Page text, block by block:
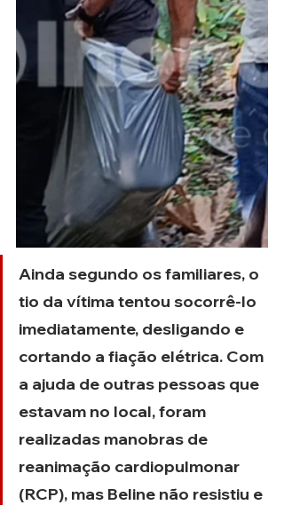
Ainda segundo os familiares, o
tio da vítima tentou socorrê-lo
imediatamente, desligando e
cortando a fiação elétrica. Com
a ajuda de outras pessoas que
estavam no local, foram
realizadas manobras de
reanimação cardiopulmonar
(RCP), mas Beline não resistiu e